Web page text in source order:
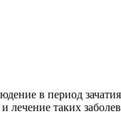
в период
лечение таких